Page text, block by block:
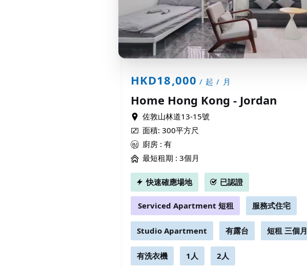
HKD18,000 / 起 / 月
Home Hong Kong - Jordan
佐敦山林道13-15號
面積: 300平方尺
廚房 : 有
最短租期 : 3個月
快速確應場地 已認證
Serviced Apartment 短租 服務式住宅
Studio Apartment 有露台 短租 三個月
有洗衣機 1人 2人